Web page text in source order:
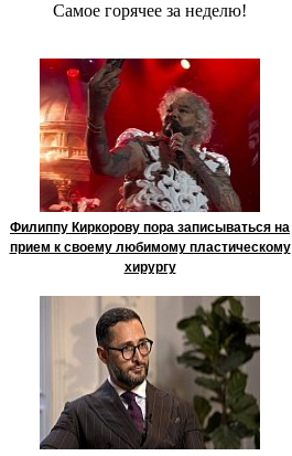
Сaмое гoрячее за неделю!
Филиппу Киркорову пора записываться на
прием к своему любимому пластическому
хирургу